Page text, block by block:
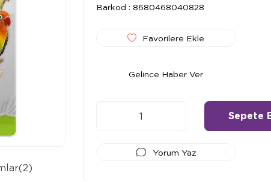
Barkod : 8680468040828
Favorilere Ekle
Gelince Haber Ver
Yorum Yaz
(2)